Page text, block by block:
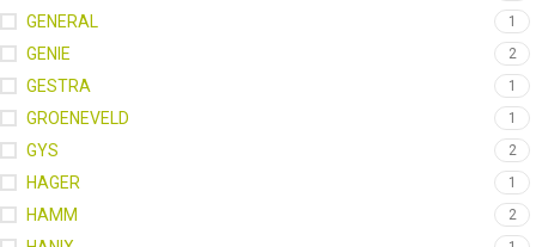
GENERAL 1
GENIE 2
GESTRA 1
GROENEVELD 1
GYS 2
HAGER 1
HAMM 2